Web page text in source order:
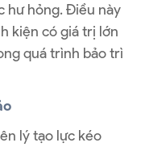
hư hỏng. Điều này
kiện có giá trị lớn
quá trình bảo trì
lý tạo lực kéo